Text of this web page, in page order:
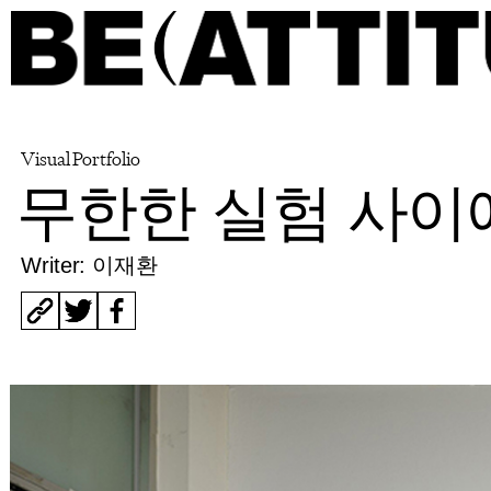
Visual Portfolio
무한한 실험 사이
Writer: 이재환